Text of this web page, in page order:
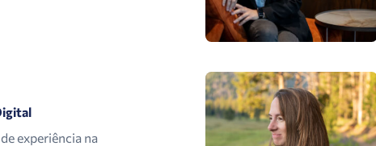
experiência na